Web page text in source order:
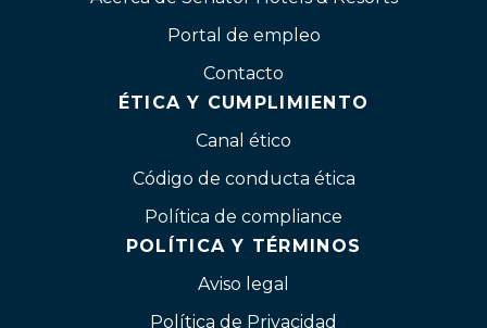
Portal de empleo
Contacto
ÉTICA Y CUMPLIMIENTO
Canal ético
Código de conducta ética
Política de compliance
POLÍTICA Y TÉRMINOS
Aviso legal
Política de Privacidad